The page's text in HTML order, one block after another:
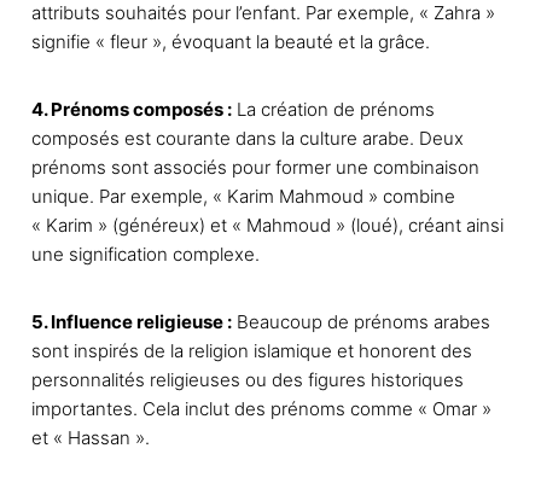
attributs souhaités pour l’enfant. Par exemple, « Zahra »
signifie « fleur », évoquant la beauté et la grâce.
4. Prénoms composés : La création de prénoms
composés est courante dans la culture arabe. Deux
prénoms sont associés pour former une combinaison
unique. Par exemple, « Karim Mahmoud » combine
« Karim » (généreux) et « Mahmoud » (loué), créant ainsi
une signification complexe.
5. Influence religieuse : Beaucoup de prénoms arabes
sont inspirés de la religion islamique et honorent des
personnalités religieuses ou des figures historiques
importantes. Cela inclut des prénoms comme « Omar »
et « Hassan ».